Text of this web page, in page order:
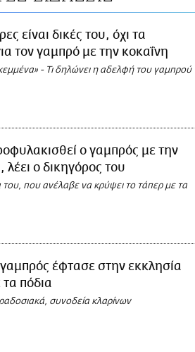
είναι δικές του, όχι τα
τον γαμπρό με την κοκαΐνη
- Τι δηλώνει η αδελφή του γαμπρού
ο γαμπρός με την
λέει ο δικηγόρος του
που ανέλαβε να κρύψει το τάπερ με τα
έφτασε στην εκκλησία
πόδια
συνοδεία κλαρίνων